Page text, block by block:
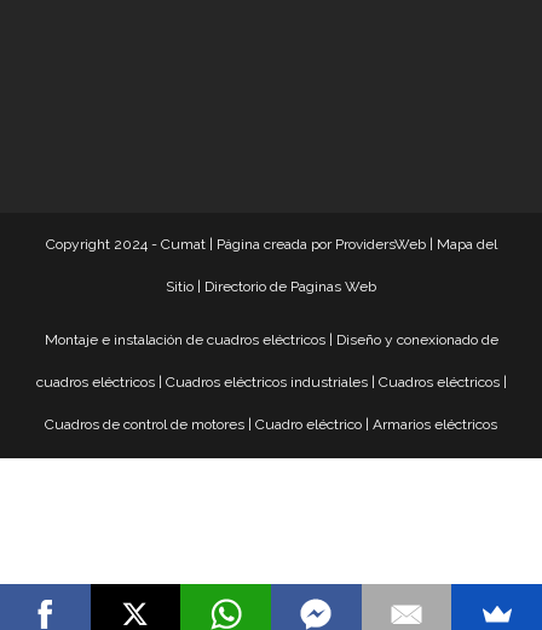
Copyright 2024 - Cumat | Página creada por ProvidersWeb| Mapa del
Sitio | Directorio de Paginas Web
Montaje e instalación de cuadros eléctricos| Diseño y conexionado de
cuadros eléctricos| Cuadros eléctricos industriales| Cuadros eléctricos|
Cuadros de control de motores | Cuadro eléctrico | Armarios eléctricos